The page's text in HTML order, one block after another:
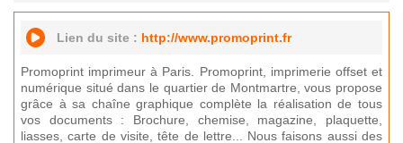
Lien du site : http://www.promoprint.fr
Promoprint imprimeur à Paris. Promoprint, imprimerie offset et
numérique situé dans le quartier de Montmartre, vous propose
grâce à sa chaîne graphique complète la réalisation de tous
vos documents : Brochure, chemise, magazine, plaquette,
liasses, carte de visite, tête de lettre... Nous faisons aussi des